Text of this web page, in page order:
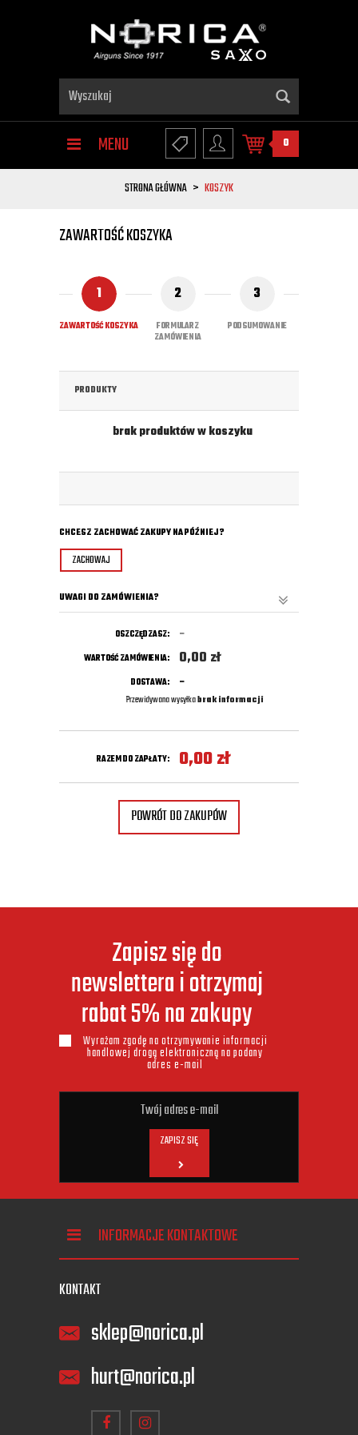
MENU 0
STRONA GŁÓWNA KOSZYK
ZAWARTOŚĆ KOSZYKA
1
ZAWARTOŚĆ KOSZYKA
2
FORMULARZ
ZAMÓWIENIA
3
PODSUMOWANIE
PRODUKTY
brak produktów w koszyku
CHCESZ ZACHOWAĆ ZAKUPY NA PÓŹNIEJ?
ZACHOWAJ
UWAGI DO ZAMÓWIENIA?
OSZCZĘDZASZ: -
WARTOŚĆ ZAMÓWIENIA: 0,00 zł
DOSTAWA: -
Przewidywana wysyłkabrak informacji
RAZEM DO ZAPŁATY: 0,00zł
POWRÓT DO ZAKUPÓW
Zapisz się do
newslettera i otrzymaj
rabat 5% na zakupy
Wyrażam zgodę na otrzymywanie informacji
handlowej drogą elektroniczną na podany
adres e-mail
ZAPISZ SIĘ
INFORMACJE KONTAKTOWE
KONTAKT
sklep@norica.pl
hurt@norica.pl